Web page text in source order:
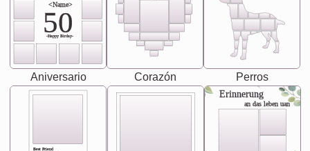
<Name>
50
-Happy Birday-
Aniversario Corazón Perros
Best Friend
Erinnerung
an das leben uan